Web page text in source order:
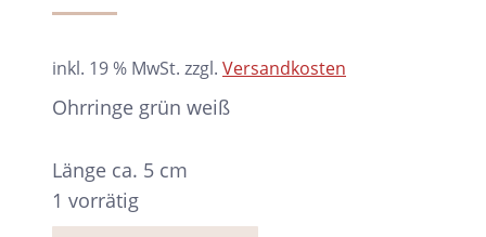
inkl. 19 % MwSt. zzgl. Versandkosten
Ohrringe grün weiß
Länge ca. 5 cm
1 vorrätig